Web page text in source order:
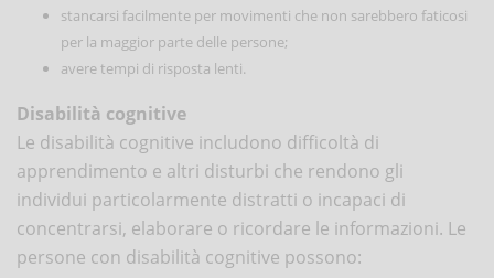
stancarsi facilmente per movimenti che non sarebbero faticosi
per la maggior parte delle persone;
avere tempi di risposta lenti.
Disabilità cognitive
Le disabilità cognitive includono difficoltà di
apprendimento e altri disturbi che rendono gli
individui particolarmente distratti o incapaci di
concentrarsi, elaborare o ricordare le informazioni. Le
persone con disabilità cognitive possono: